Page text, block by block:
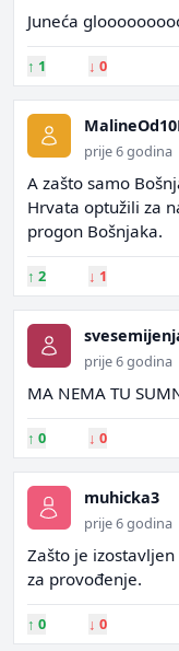
Juneća
↑ 1 ↓ 0
prije 6 godina
A zašto samo
Hrvata optužili za
progon Bošnjaka.
↑ 2 ↓ 1
prije 6 godina
MA NEMA TU
↑ 0 ↓ 0
muhicka3
prije 6 godina
Zašto je
za provođenje.
↑ 0 ↓ 0